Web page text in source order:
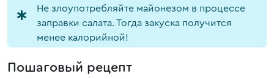
Не злоупотребляйте майонезом в процессе
заправки салата. Тогда закуска получится
менее калорийной!
Пошаговый рецепт